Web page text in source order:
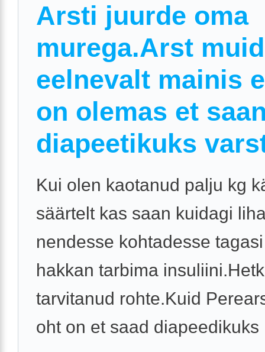
Arsti juurde oma
murega.Arst
eelnevalt mainis
on olemas et
diapeetikuks
Kui olen kaotanud palju kg
säärtelt kas saan kuidagi
nendesse kohtadesse
hakkan tarbima
tarvitanud rohte.Kuid
oht on et saad diapeedikuks